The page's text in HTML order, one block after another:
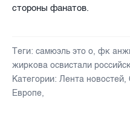
стороны фанатов.
Теги: самюэль это о, фк
жиркова освистали
Категории: Лента новостей,
Европе,